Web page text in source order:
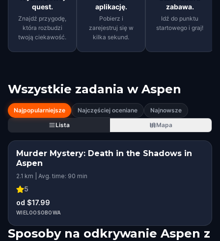
quest.
Znajdź przygodę,
która rozbudzi
twoją ciekawość.
aplikację.
Pobierz i
zarejestruj się w
kilka sekund.
zabawa.
Idź do punktu
startowego i graj!
Wszystkie zadania w Aspen
Najpopularniejsze Najczęściej oceniane
Najnowsze
Lista
Mapa
Murder Mystery: Death in the Shadows in
Aspen
2.1 km | Avg. time: 90 min
5
od $17.99
WIELOOSOBOWA
Sposoby na odkrywanie Aspen z